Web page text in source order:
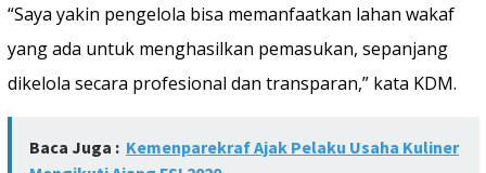
“Saya yakin pengelola bisa memanfaatkan lahan wakaf
yang ada untuk menghasilkan pemasukan, sepanjang
dikelola secara profesional dan transparan,” kata KDM.
Baca Juga : Kemenparekraf Ajak Pelaku Usaha Kuliner